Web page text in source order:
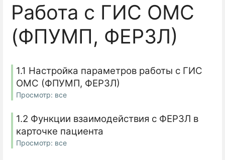
Работа с ГИС ОМС
(ФПУМП, ФЕРЗЛ)
1.1 Настройка параметров работы с ГИС
ОМС (ФПУМП, ФЕРЗЛ)
Просмотр: все
1.2 Функции взаимодействия с ФЕРЗЛ в
карточке пациента
Просмотр: все